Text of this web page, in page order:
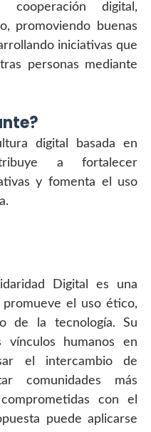
cooperación digital,
promoviendo buenas
iniciativas que
personas mediante
digital basada en
a fortalecer
y fomenta el uso
Digital es una
el uso ético,
de la tecnología. Su
humanos en
el intercambio de
comunidades más
con el
puede aplicarse